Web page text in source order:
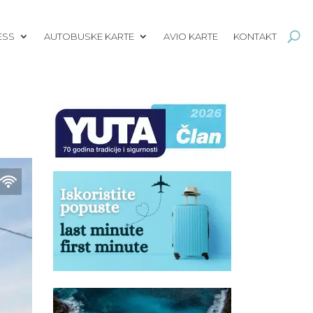
AUTOBUSKE KARTE AVIO KARTE KONTAKT